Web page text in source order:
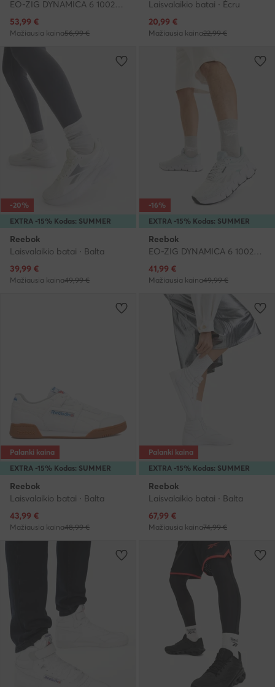
EO-ZIG DYNAMICA 6 100244513 · Bėgimo batai
Dabartinė kaina
53,99 €
Mažiausia kaina56,99 €
Laisvalaikio batai · Écru
Dabartinė kaina
20,99 €
Mažiausia kaina22,99 €
EXTRA -15% Kodas: SUMMER
-20%
Reebok
Laisvalaikio batai · Balta
Dabartinė kaina
39,99 €
Mažiausia kaina49,99 €
EXTRA -15% Kodas: SUMMER
-16%
Reebok
EO-ZIG DYNAMICA 6 100244516 · Bėgimo batai
Dabartinė kaina
41,99 €
Mažiausia kaina49,99 €
EXTRA -15% Kodas: SUMMER
Palanki kaina
Reebok
Laisvalaikio batai · Balta
Dabartinė kaina
43,99 €
Mažiausia kaina48,99 €
EXTRA -15% Kodas: SUMMER
Palanki kaina
Reebok
Laisvalaikio batai · Balta
Dabartinė kaina
67,99 €
Mažiausia kaina74,99 €